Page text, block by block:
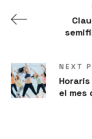
NEXT
el mes